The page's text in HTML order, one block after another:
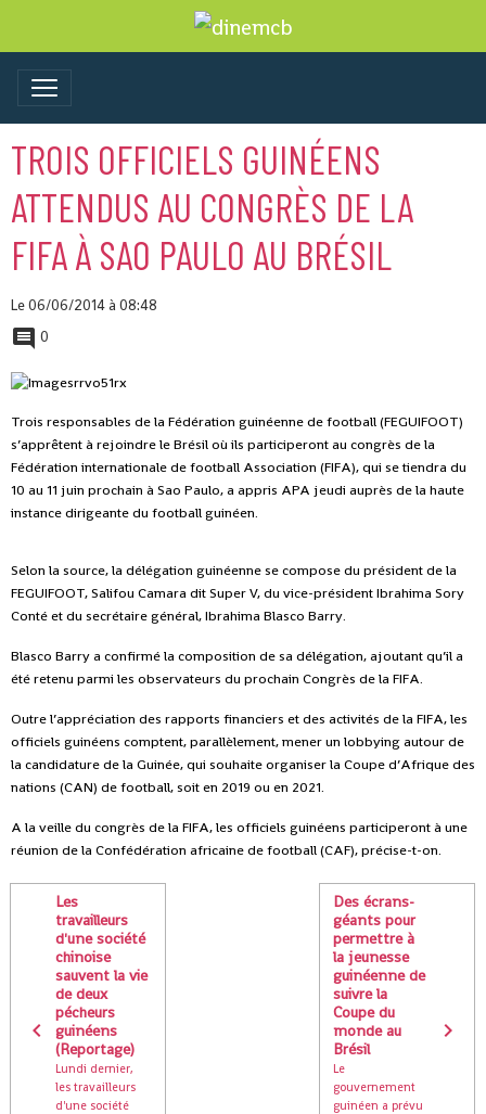
TROIS OFFICIELS GUINÉENS
ATTENDUS AU CONGRÈS DE LA
FIFA À SAO PAULO AU BRÉSIL
Le 06/06/2014à 08:48
0
Trois responsables de la Fédération guinéenne de football (FEGUIFOOT)
s’apprêtent à rejoindre le Brésil où ils participeront au congrès de la
Fédération internationale de football Association (FIFA), qui se tiendra du
10 au 11 juin prochain à Sao Paulo, a appris APA jeudi auprès de la haute
instance dirigeante du football guinéen.
Selon la source, la délégation guinéenne se compose du président de la
FEGUIFOOT, Salifou Camara dit Super V, du vice-président Ibrahima Sory
Conté et du secrétaire général, Ibrahima Blasco Barry.
Blasco Barry a confirmé la composition de sa délégation, ajoutant qu’il a
été retenu parmi les observateurs du prochain Congrès de la FIFA.
Outre l’appréciation des rapports financiers et des activités de la FIFA, les
officiels guinéens comptent, parallèlement, mener un lobbying autour de
la candidature de la Guinée, qui souhaite organiser la Coupe d’Afrique des
nations (CAN) de football, soit en 2019 ou en 2021.
A la veille du congrès de la FIFA, les officiels guinéens participeront à une
réunion de la Confédération africaine de football (CAF), précise-t-on.
Les
travailleurs
d'une société
chinoise
sauvent la vie
de deux
pécheurs
guinéens
(Reportage)
Lundi dernier,
les travailleurs
d'une société
Des écrans-
géants pour
permettre à
la jeunesse
guinéenne de
suivre la
Coupe du
monde au
Brésil
Le
gouvernement
guinéen a prévu